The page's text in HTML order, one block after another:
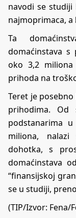
navodi se
najmoprimaca, a
Ta
domaćinstava s
oko 3,2
prihoda na
Teret je
prihodima. Od
podstanarima
miliona,
dohotka, s
domaćinstava
“finansijskoj
se u studiji,
(TIP/Izvor: Fena/